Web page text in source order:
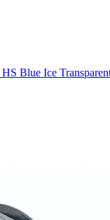
Blue Ice